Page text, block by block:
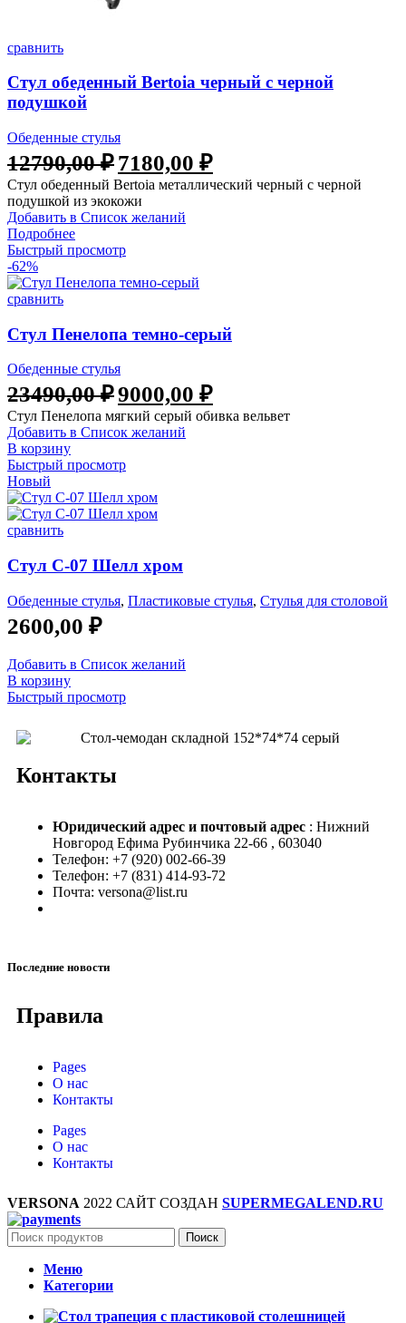
сравнить
Стул обеденный Bertoia черный с черной
подушкой
Обеденные стулья
12790,00₽7180,00 ₽
Стул обеденный Bertoia металлический черный с черной
подушкой из экокожи
Добавить в Список желаний
Подробнее
Быстрый просмотр
-62%
сравнить
Стул Пенелопа темно-серый
Обеденные стулья
23490,00₽9000,00 ₽
Стул Пенелопа мягкий серый обивка вельвет
Добавить в Список желаний
В корзину
Быстрый просмотр
Новый
сравнить
Стул С-07 Шелл хром
Обеденные стулья, Пластиковые стулья, Стулья для столовой
2600,00 ₽
Добавить в Список желаний
В корзину
Быстрый просмотр
Контакты
Юридический адрес и почтовый адрес : Нижний
Новгород Ефима Рубинчика 22-66 , 603040
Телефон: +7 (920) 002-66-39
Телефон: +7 (831) 414-93-72
Почта: versona@list.ru
Последние новости
Правила
Pages
О нас
Контакты
Pages
О нас
Контакты
VERSONA 2022 САЙТ СОЗДАН SUPERMEGALEND.RU
Поиск
Меню
Категории